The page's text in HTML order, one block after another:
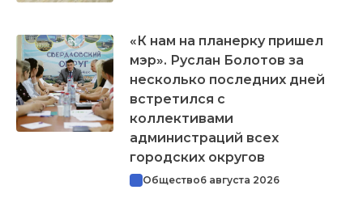
«К нам на планерку пришел
мэр». Руслан Болотов за
несколько последних дней
встретился с
коллективами
администраций всех
городских округов
Общество6 августа 2026